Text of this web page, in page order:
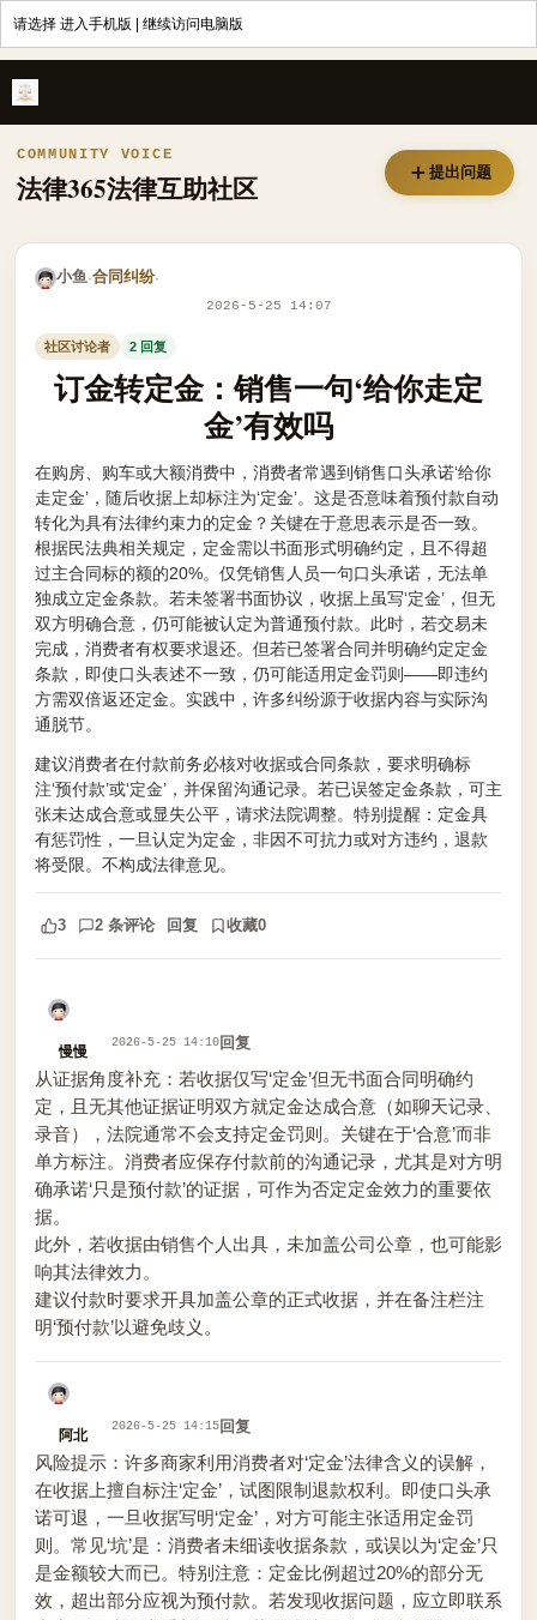
请选择 进入手机版 继续访问电脑版
COMMUNITY VOICE
法律365法律互助社区 提出问题
小鱼·合同纠纷·
2026-5-25 14:07
社区讨论者 2 回复
订金转定金：销售一句‘给你走定
金’有效吗
在购房、购车或大额消费中，消费者常遇到销售口头承诺‘给你
走定金’，随后收据上却标注为‘定金’。这是否意味着预付款自动
转化为具有法律约束力的定金？关键在于意思表示是否一致。
根据民法典相关规定，定金需以书面形式明确约定，且不得超
过主合同标的额的20%。仅凭销售人员一句口头承诺，无法单
独成立定金条款。若未签署书面协议，收据上虽写‘定金’，但无
双方明确合意，仍可能被认定为普通预付款。此时，若交易未
完成，消费者有权要求退还。但若已签署合同并明确约定定金
条款，即使口头表述不一致，仍可能适用定金罚则——即违约
方需双倍返还定金。实践中，许多纠纷源于收据内容与实际沟
通脱节。
建议消费者在付款前务必核对收据或合同条款，要求明确标
注‘预付款’或‘定金’，并保留沟通记录。若已误签定金条款，可主
张未达成合意或显失公平，请求法院调整。特别提醒：定金具
有惩罚性，一旦认定为定金，非因不可抗力或对方违约，退款
将受限。不构成法律意见。
3 2 条评论 回复 收藏0
慢慢
2026-5-25 14:10回复
从证据角度补充：若收据仅写‘定金’但无书面合同明确约
定，且无其他证据证明双方就定金达成合意（如聊天记录、
录音），法院通常不会支持定金罚则。关键在于‘合意’而非
单方标注。消费者应保存付款前的沟通记录，尤其是对方明
确承诺‘只是预付款’的证据，可作为否定定金效力的重要依
据。
此外，若收据由销售个人出具，未加盖公司公章，也可能影
响其法律效力。
建议付款时要求开具加盖公章的正式收据，并在备注栏注
明‘预付款’以避免歧义。
阿北
2026-5-25 14:15回复
风险提示：许多商家利用消费者对‘定金’法律含义的误解，
在收据上擅自标注‘定金’，试图限制退款权利。即使口头承
诺可退，一旦收据写明‘定金’，对方可能主张适用定金罚
则。常见‘坑’是：消费者未细读收据条款，或误以为‘定金’只
是金额较大而已。特别注意：定金比例超过20%的部分无
效，超出部分应视为预付款。若发现收据问题，应立即联系